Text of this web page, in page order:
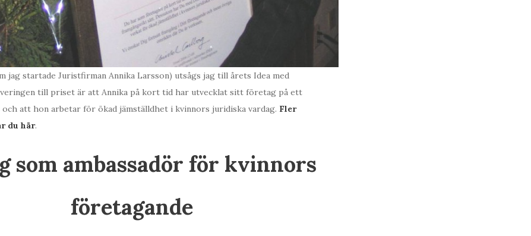
jag startade Juristfirman Annika Larsson) utsågs jag till årets Idea med
till priset är att Annika på kort tid har utvecklat sitt företag på ett
att hon arbetar för ökad jämställdhet i kvinnors juridiska vardag. Fler
du här.
som ambassadör för kvinnors
företagande